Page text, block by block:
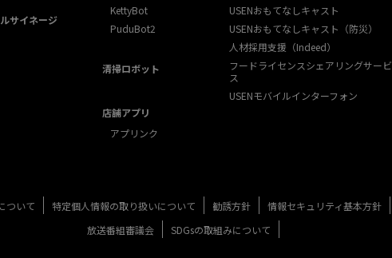
サイネージ
KettyBot
PuduBot2
清掃ロボット
店舗アプリ
アプリンク
USENおもてなしキャスト
USENおもてなしキャスト（防災）
人材採用支援（Indeed）
フードライセンスシェアリングサービ
ス
USENモバイルインターフォン
ついて 特定個人情報の取り扱いについて 勧誘方針 情報セキュリティ基本方針
放送番組審議会
SDGsの取組みについて